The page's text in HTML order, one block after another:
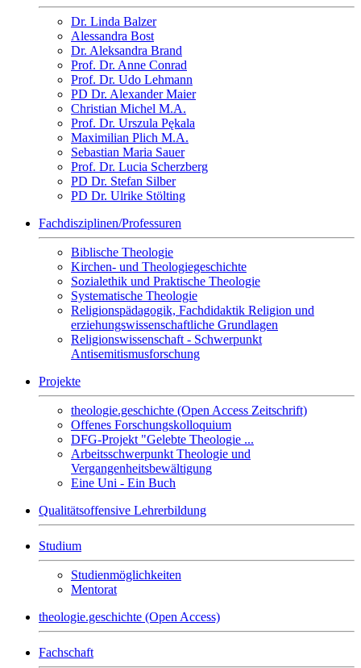
Dr. Linda Balzer
Alessandra Bost
Dr. Aleksandra Brand
Prof. Dr. Anne Conrad
Prof. Dr. Udo Lehmann
PD Dr. Alexander Maier
Christian Michel M.A.
Prof. Dr. Urszula Pękala
Maximilian Plich M.A.
Sebastian Maria Sauer
Prof. Dr. Lucia Scherzberg
PD Dr. Stefan Silber
PD Dr. Ulrike Stölting
Fachdisziplinen/Professuren
Biblische Theologie
Kirchen- und Theologiegeschichte
Sozialethik und Praktische Theologie
Systematische Theologie
Religionspädagogik, Fachdidaktik Religion und
erziehungswissenschaftliche Grundlagen
Religionswissenschaft - Schwerpunkt
Antisemitismusforschung
Projekte
theologie.geschichte (Open Access Zeitschrift)
Offenes Forschungskolloquium
DFG-Projekt "Gelebte Theologie ...
Arbeitsschwerpunkt Theologie und
Vergangenheitsbewältigung
Eine Uni - Ein Buch
Qualitätsoffensive Lehrerbildung
Studium
Studienmöglichkeiten
Mentorat
theologie.geschichte (Open Access)
Fachschaft